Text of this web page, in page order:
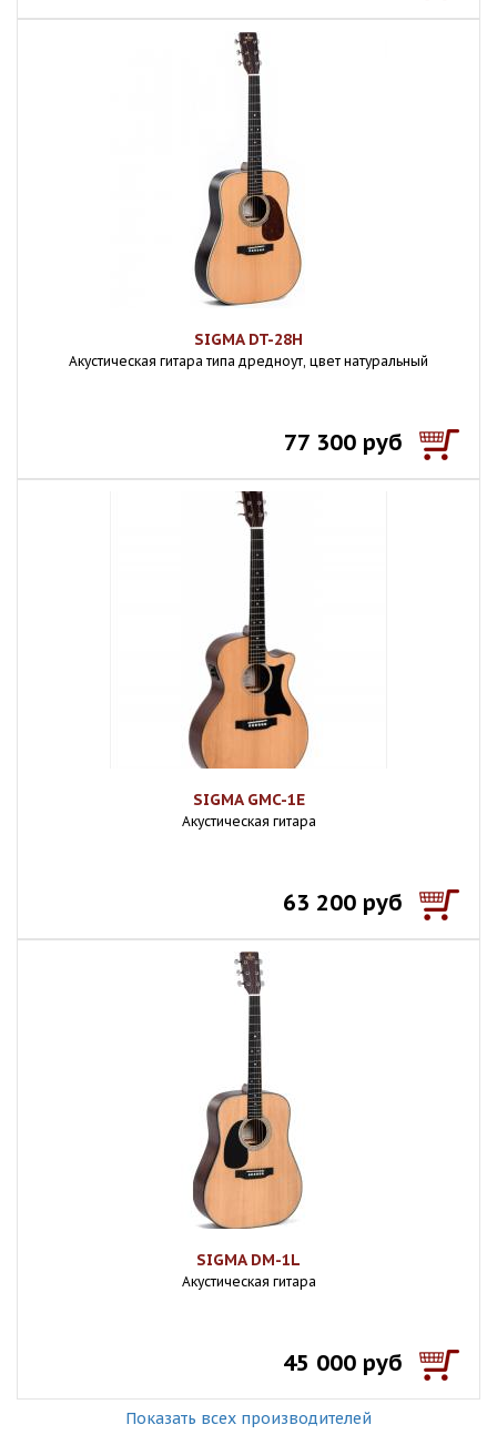
SIGMA DT-28H
Акустическая гитара типа дредноут, цвет натуральный
77 300 руб
SIGMA GMC-1E
Акустическая гитара
63 200 руб
SIGMA DM-1L
Акустическая гитара
45 000 руб
Показать всех производителей